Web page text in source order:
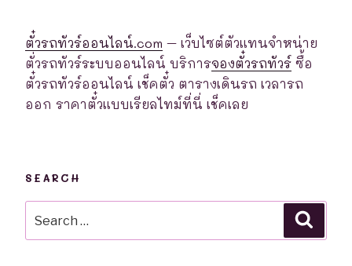
ตั๋วรถทัวร์ออนไลน์.com – เว็บไซต์ตัวแทนจำหน่าย
ตั่วรถทัวร์ระบบออนไลน์ บริการจองตั๋วรถทัวร์ ซื้อ
ตั๋วรถทัวร์ออนไลน์ เช็คตั๋ว ตารางเดินรถ เวลารถ
ออก ราคาตั๋วแบบเรียลไทม์ที่นี่ เช็คเลย
SEARCH
for: